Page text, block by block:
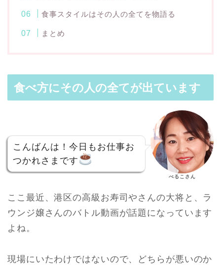
食事スタイルはその人の全てを物語る
まとめ
食べ方にその人の全てが出ています
こんばんは！今日もお仕事お
つかれさまです
べるこさん
ここ最近、港区の高級お寿司やさんの大将と、ラ
ウンジ嬢さんのバトル動画が話題になっています
よね。
現場にいたわけではないので、どちらが悪いのか